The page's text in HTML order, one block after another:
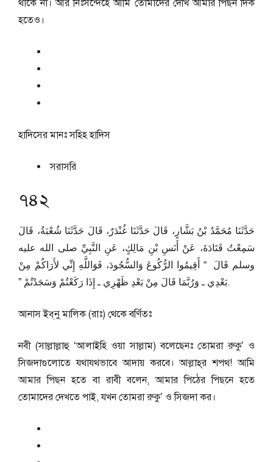
থাকে না। আর নিঃসন্দেহে আমি তোমাদের দেখি আমার পিছন দিক
হতেও।
হাদিসের মানঃসহিহ হাদিস
সরাসরি
৭৪২
حَدَّثَنَا مُحَمَّدُ بْنُ بَشَّارٍ، قَالَ حَدَّثَنَا غُنْدَرٌ، قَالَ حَدَّثَنَا شُعْبَةُ، قَالَ
سَمِعْتُ قَتَادَةَ، عَنْ أَنَسِ بْنِ مَالِكٍ، عَنِ النَّبِيِّ صلى الله عليه
وسلم قَالَ ‏ “‏ أَقِيمُوا الرُّكُوعَ وَالسُّجُودَ، فَوَاللَّهِ إِنِّي لأَرَاكُمْ مِنْ
بَعْدِي ـ وَرُبَّمَا قَالَ مِنْ بَعْدِ ظَهْرِي ـ إِذَا رَكَعْتُمْ وَسَجَدْتُمْ ‏”‏‏.
আনাস ইব্‌নু মালিক (রাঃ) থেকে বর্ণিতঃ
নবী (সাল্লাল্লাহু ‘আলাইহি ওয়া সাল্লাম) বলেছেনঃ তোমরা রুকু’ ও
সিজদাগুলোতে যথাযথভাবে আদায় করবে। আল্লাহ্‌র শপথ! আমি
আমার পিছন হতে বা রাবী বলেন, আমার পিঠের পিছনে হতে
তোমাদের দেখতে পাই, যখন তোমরা রুকু’ ও সিজদা কর।